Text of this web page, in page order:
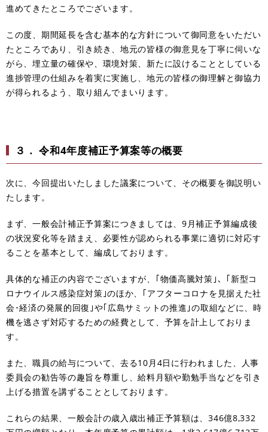
進めてきたところでございます。
この度、期間延長を含む基本的な方針について御同意をいただい
たところであり、引き続き、地元の皆様の御意見を丁寧に伺いな
がら、埋立量の確保や、環境対策、新たに設けることとしている
進捗管理の仕組みを着実に実施し、地元の皆様の御理解と御協力
が得られるよう、取り組んでまいります。
３． 令和4年度補正予算案等の概要
次に、今回提出いたしました議案について、その概要を御説明い
たします。
まず、一般会計補正予算案につきましては、9月補正予算編成後
の状況変化等を踏まえ、必要性が認められる事業に適切に対応す
ることを基本として、編成しております。
具体的な補正の内容でございますが、｢物価高騰対策｣、｢新型コ
ロナウイルス感染症対策｣のほか、｢アフターコロナを見据えた社
会･経済の発展的回復｣や｢広島サミットの推進｣の取組などに、時
機を逃さず対応するための経費として、予算を計上しておりま
す。
また、職員の給与について、去る10月4日に行われました、人事
委員会の勧告等の趣旨を尊重し、給料月額や勤勉手当などを引き
上げる措置を講ずることとしております。
これらの結果、一般会計の歳入歳出補正予算額は、346億8,332